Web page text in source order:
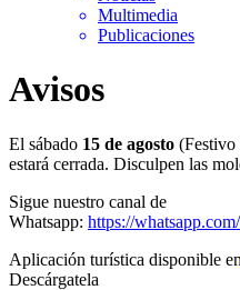
Multimedia
Publicaciones
Avisos
El sábado 15 de agosto
estará cerrada. Disculpen las
Sigue nuestro canal de
Whatsapp: https://
Aplicación turística disponible en
Descárgatela